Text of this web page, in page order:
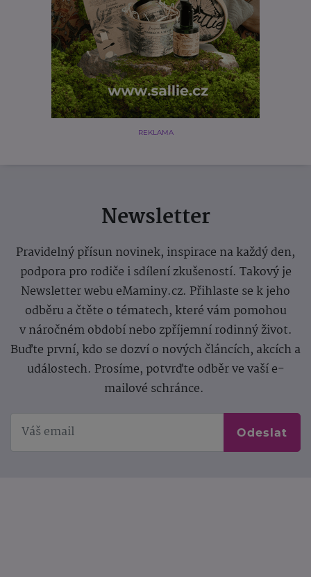
REKLAMA
Newsletter
Pravidelný přísun novinek, inspirace na každý den,
podpora pro rodiče i sdílení zkušeností. Takový je
Newsletter webu eMaminy.cz. Přihlaste se k jeho
odběru a čtěte o tématech, které vám pomohou
v náročném období nebo zpříjemní rodinný život.
Buďte první, kdo se dozví o nových článcích, akcích a
událostech. Prosíme, potvrďte odběr ve vaší e-
mailové schránce.
Odeslat